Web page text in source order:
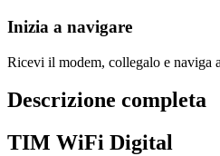
Inizia a navigare
Ricevi il modem, collegalo e naviga
Descrizione completa
TIM WiFi Digital